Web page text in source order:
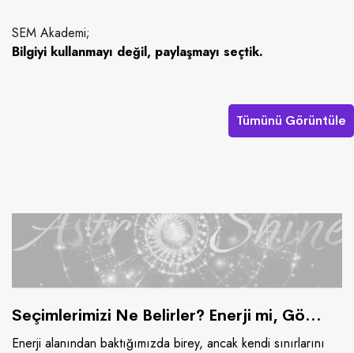
SEM Akademi;
Bilgiyi kullanmayı değil, paylaşmayı seçtik.
Tümünü Görüntüle
Seçimlerimizi Ne Belirler? Enerji mi, Gökyüzü mü?
Enerji alanından baktığımızda birey, ancak kendi sınırlarını